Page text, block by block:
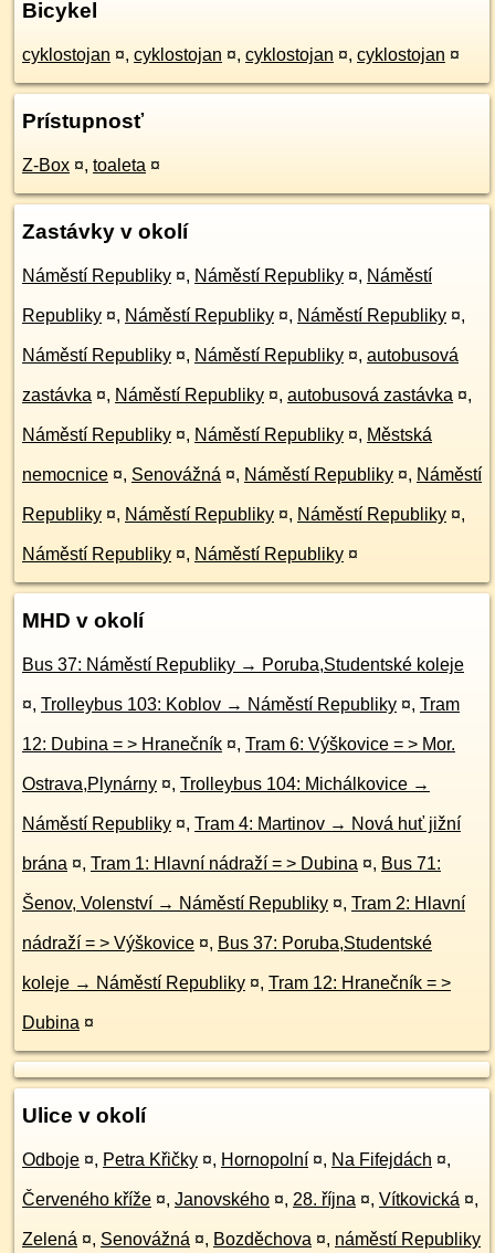
Bicykel
cyklostojan ¤, cyklostojan ¤, cyklostojan ¤, cyklostojan ¤
Prístupnosť
Z-Box ¤, toaleta ¤
Zastávky v okolí
Náměstí Republiky ¤, Náměstí Republiky ¤, Náměstí
Republiky ¤, Náměstí Republiky ¤, Náměstí Republiky ¤,
Náměstí Republiky ¤, Náměstí Republiky ¤, autobusová
zastávka ¤, Náměstí Republiky ¤, autobusová zastávka ¤,
Náměstí Republiky ¤, Náměstí Republiky ¤, Městská
nemocnice ¤, Senovážná ¤, Náměstí Republiky ¤, Náměstí
Republiky ¤, Náměstí Republiky ¤, Náměstí Republiky ¤,
Náměstí Republiky ¤, Náměstí Republiky ¤
MHD v okolí
Bus 37: Náměstí Republiky → Poruba,Studentské koleje
¤, Trolleybus 103: Koblov → Náměstí Republiky ¤, Tram
12: Dubina = > Hranečník ¤, Tram 6: Výškovice = > Mor.
Ostrava,Plynárny ¤, Trolleybus 104: Michálkovice →
Náměstí Republiky ¤, Tram 4: Martinov → Nová huť jižní
brána ¤, Tram 1: Hlavní nádraží = > Dubina ¤, Bus 71:
Šenov, Volenství → Náměstí Republiky ¤, Tram 2: Hlavní
nádraží = > Výškovice ¤, Bus 37: Poruba,Studentské
koleje → Náměstí Republiky ¤, Tram 12: Hranečník = >
Dubina ¤
Ulice v okolí
Odboje ¤, Petra Křičky ¤, Hornopolní ¤, Na Fifejdách ¤,
Červeného kříže ¤, Janovského ¤, 28. října ¤, Vítkovická ¤,
Zelená ¤, Senovážná ¤, Bozděchova ¤, náměstí Republiky